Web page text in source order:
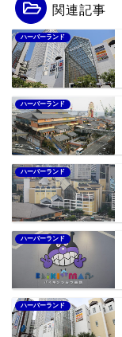
関連記事
ハーバーランド
ハーバーランド
ハーバーランド
ハーバーランド
ハーバーランド